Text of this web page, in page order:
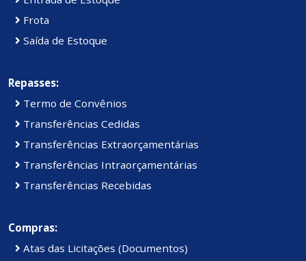
Frota
Saída de Estoque
Repasses:
Termo de Convênios
Transferências Cedidas
Transferências Extraorçamentárias
Transferências Intraorçamentárias
Transferências Recebidas
Compras:
Atas das Licitações (Documentos)